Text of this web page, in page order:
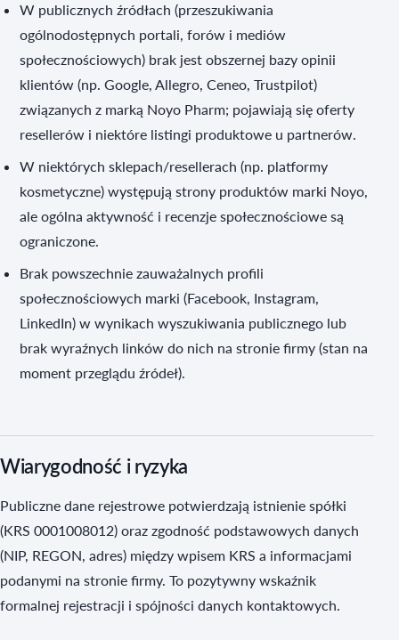
W publicznych źródłach (przeszukiwania
ogólnodostępnych portali, forów i mediów
społecznościowych) brak jest obszernej bazy opinii
klientów (np. Google, Allegro, Ceneo, Trustpilot)
związanych z marką Noyo Pharm; pojawiają się oferty
resellerów i niektóre listingi produktowe u partnerów.
W niektórych sklepach/resellerach (np. platformy
kosmetyczne) występują strony produktów marki Noyo,
ale ogólna aktywność i recenzje społecznościowe są
ograniczone.
Brak powszechnie zauważalnych profili
społecznościowych marki (Facebook, Instagram,
LinkedIn) w wynikach wyszukiwania publicznego lub
brak wyraźnych linków do nich na stronie firmy (stan na
moment przeglądu źródeł).
Wiarygodność i ryzyka
Publiczne dane rejestrowe potwierdzają istnienie spółki
(KRS 0001008012) oraz zgodność podstawowych danych
(NIP, REGON, adres) między wpisem KRS a informacjami
podanymi na stronie firmy. To pozytywny wskaźnik
formalnej rejestracji i spójności danych kontaktowych.